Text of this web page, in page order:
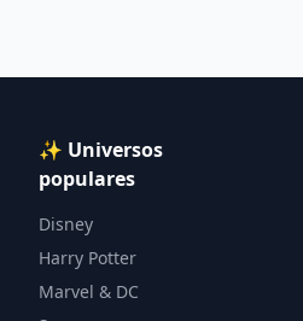
✨ Universos
populares
Disney
Harry Potter
Marvel & DC